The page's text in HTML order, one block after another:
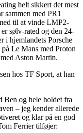
helt sikkert det mest
sammen med PR1
til at vinde LMP2-
sølv-rated og den 24-
i hjemlandets Porsche
Le Mans med Proton
Aston Martin.
hos TF Sport, at han
Ben og hele holdet fra
– jeg kender allerede
og klar på en god
Ferrier tilføjer: